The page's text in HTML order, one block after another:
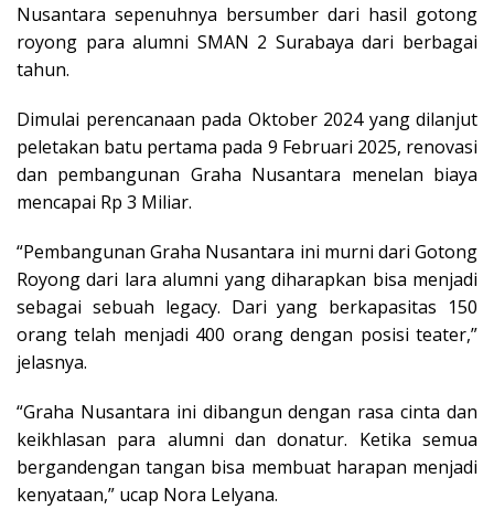
Nusantara sepenuhnya bersumber dari hasil gotong
royong para alumni SMAN 2 Surabaya dari berbagai
tahun.
Dimulai perencanaan pada Oktober 2024 yang dilanjut
peletakan batu pertama pada 9 Februari 2025, renovasi
dan pembangunan Graha Nusantara menelan biaya
mencapai Rp 3 Miliar.
“Pembangunan Graha Nusantara ini murni dari Gotong
Royong dari lara alumni yang diharapkan bisa menjadi
sebagai sebuah legacy. Dari yang berkapasitas 150
orang telah menjadi 400 orang dengan posisi teater,”
jelasnya.
“Graha Nusantara ini dibangun dengan rasa cinta dan
keikhlasan para alumni dan donatur. Ketika semua
bergandengan tangan bisa membuat harapan menjadi
kenyataan,” ucap Nora Lelyana.